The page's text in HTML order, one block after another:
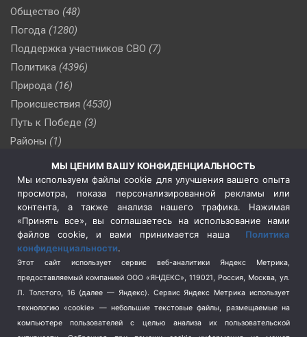
Общество (48)
Погода (1280)
Поддержка участников СВО (7)
Политика (4396)
Природа (16)
Происшествия (4530)
Путь к Победе (3)
Районы (1)
(510)
Сельское хозяйство (3)
Социальная политика
(3)
Спецоперация в Украине
Спецоперация на Украине
(404)
Спорт (740)
Терроризм (1)
Транспорт (262)
Туризм (178)
МЫ ЦЕНИМ ВАШУ КОНФИДЕНЦИАЛЬНОСТЬ
Мы используем файлы cookie для улучшения вашего опыта
просмотра, показа персонализированной рекламы или
контента, а также анализа нашего трафика. Нажимая
«Принять все», вы соглашаетесь на использование нами
файлов cookie, и вами принимается наша Политика
конфиденциальности.
Этот сайт использует сервис веб-аналитики Яндекс Метрика,
предоставляемый компанией ООО «ЯНДЕКС», 119021, Россия, Москва, ул.
Л. Толстого, 16 (далее — Яндекс). Сервис Яндекс Метрика использует
технологию «cookie» — небольшие текстовые файлы, размещаемые на
компьютере пользователей с целью анализа их пользовательской